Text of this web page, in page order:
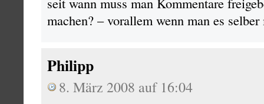
machen? – vorallem wenn man es
Philipp
8. März 2008 auf 16:04